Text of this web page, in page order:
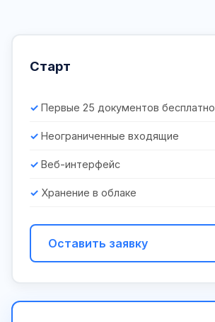
Старт
Первые 25 документов бесплатно
Неограниченные входящие
Веб-интерфейс
Хранение в облаке
Оставить заявку